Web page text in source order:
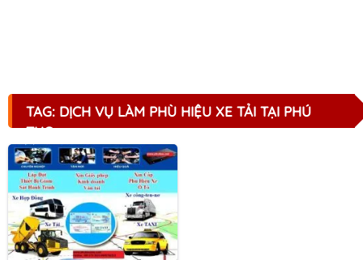
TAG: DỊCH VỤ LÀM PHÙ HIỆU XE TẢI TẠI PHÚ
THỌ